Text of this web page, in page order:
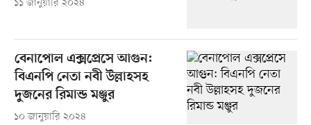
১১ জানুয়ারি ২০২৪
বেনাপোল এক্সপ্রেসে আগুন:
বিএনপি নেতা নবী উল্লাহসহ
দুজনের রিমান্ড মঞ্জুর
১০ জানুয়ারি ২০২৪